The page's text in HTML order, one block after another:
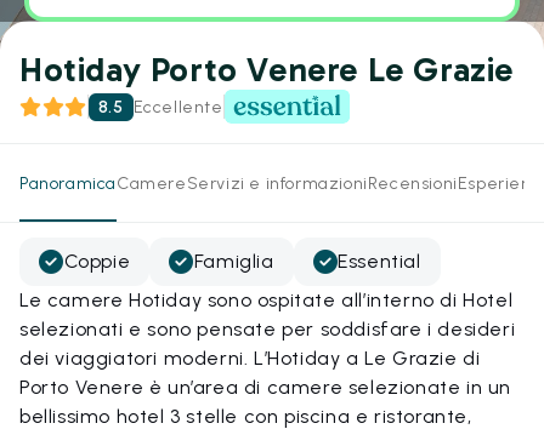
Hotiday Porto Venere Le Grazie
8.5 Eccellente
PanoramicaCamereServizi e informazioniRecensioni
Coppie Famiglia
Essential
Le camere Hotiday sono ospitate all’interno di Hotel
selezionati e sono pensate per soddisfare i desideri
dei viaggiatori moderni. L’Hotiday a Le Grazie di
Porto Venere è un’area di camere selezionate in un
bellissimo hotel 3 stelle con piscina e ristorante,